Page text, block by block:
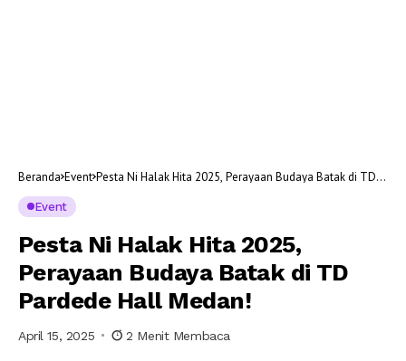
Beranda Event Pesta Ni Halak Hita 2025, Perayaan Budaya Batak di TD
Event
Pesta Ni Halak Hita 2025,
Perayaan Budaya Batak di TD
Pardede Hall Medan!
April 15, 2025 2 Menit Membaca